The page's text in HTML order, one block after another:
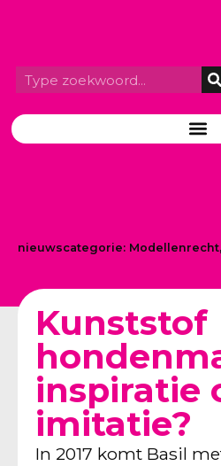
nieuwscategorie: Modellenrecht,
Kunststof
inspiratie
In 2017 komt Basil